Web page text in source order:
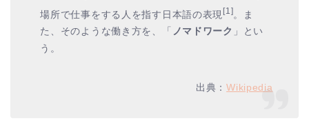
場所で仕事をする人を指す日本語の表現 [1]。ま
た、そのような働き方を、「 ノマドワーク 」とい
う。
出典：Wikipedia